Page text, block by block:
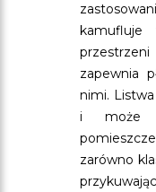
kamufluje
zapewnia
nimi.
i może
zarówno